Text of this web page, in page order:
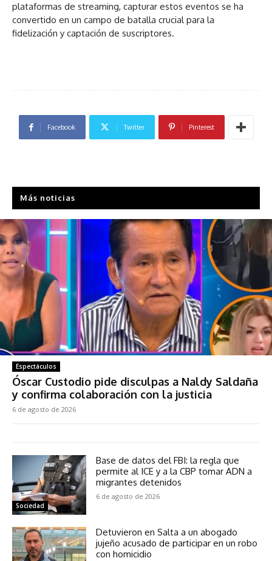
plataformas de streaming, capturar estos eventos se ha
convertido en un campo de batalla crucial para la
fidelización y captación de suscriptores.
Facebook Twitter Pinterest
Más noticias
Espectáculos
Óscar Custodio pide disculpas a Naldy Saldaña
y confirma colaboración con la justicia
6 de agosto de 2026
Sociedad
Base de datos del FBI: la regla que
permite al ICE y a la CBP tomar ADN a
migrantes detenidos
6 de agosto de 2026
Detuvieron en Salta a un abogado
jujeño acusado de participar en un robo
con homicidio